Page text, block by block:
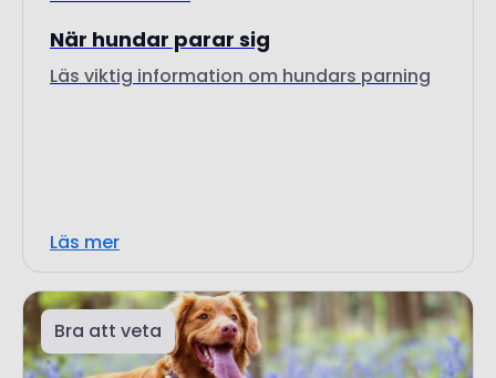
När hundar parar sig
Läs viktig information om hundars parning
Läs mer
Bra att veta